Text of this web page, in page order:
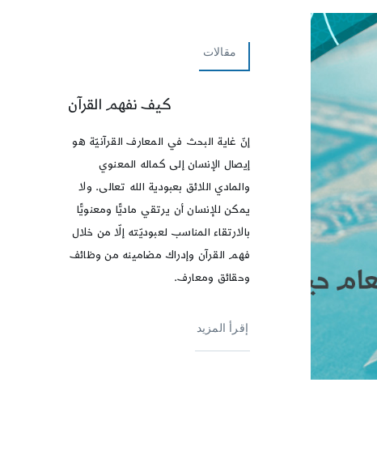
مقالات
كيف نفهم القرآن
إنّ غاية البحث في المعارف القرآنيّة هو
إيصال الإنسان إلى كماله المعنوي
والمادي اللائق بعبودية الله تعالى. ولا
يمكن للإنسان أن يرتقي ماديًّا ومعنويًّا
بالارتقاء المناسب لعبوديّته إلّا من خلال
فهم القرآن وإدراك مضامينه من وظائف
وحقائق ومعارف.
إقرأ المزيد